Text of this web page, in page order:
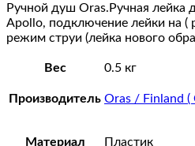
Ручной душ Oras.Ручная лейка
Apollo, подключение лейки на
режим струи (лейка нового
Вес 0.5 кг
Производитель Oras / Finland
Материал Пластик